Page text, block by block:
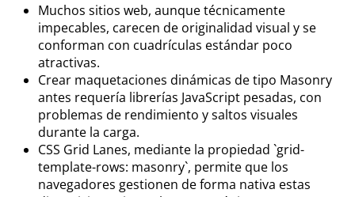
Muchos sitios web, aunque técnicamente
impecables, carecen de originalidad visual y se
conforman con cuadrículas estándar poco
atractivas.
Crear maquetaciones dinámicas de tipo Masonry
antes requería librerías JavaScript pesadas, con
problemas de rendimiento y saltos visuales
durante la carga.
CSS Grid Lanes, mediante la propiedad `grid-
template-rows: masonry`, permite que los
navegadores gestionen de forma nativa estas